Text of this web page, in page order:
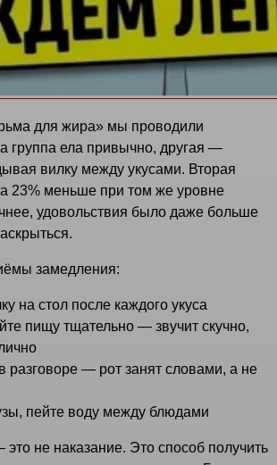
для жира» мы проводили
группа ела привычно, другая —
вилку между укусами. Вторая
23% меньше при том же уровне
удовольствия было даже больше
замедления:
на стол после каждого укуса
пищу тщательно — звучит скучно,
разговоре — рот занят словами, а не
пейте воду между блюдами
не наказание. Это способ получить